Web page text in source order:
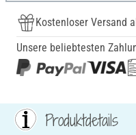
Kostenloser Versand
Unsere beliebtesten
Produktdetails